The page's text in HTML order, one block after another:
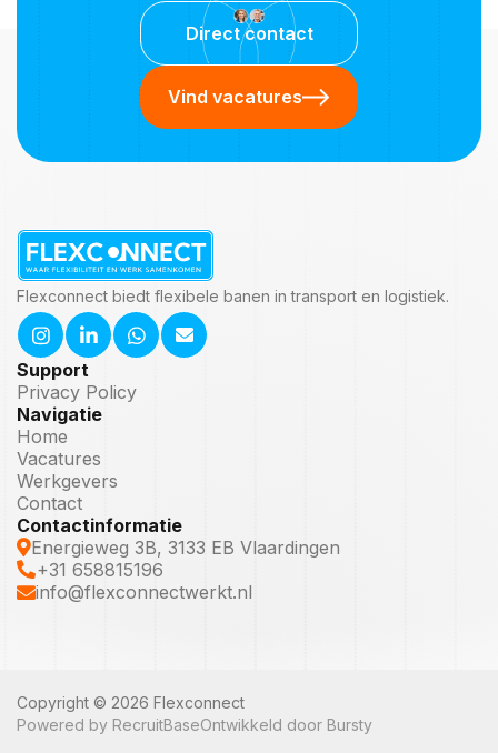
Direct contact
Vind vacatures
Flexconnect biedt flexibele banen in transport en logistiek.
Support
Privacy Policy
Navigatie
Home
Vacatures
Werkgevers
Contact
Contactinformatie
Energieweg 3B, 3133 EB Vlaardingen
+31 658815196
info@flexconnectwerkt.nl
Copyright © 2026 Flexconnect
Powered by RecruitBaseOntwikkeld door Bursty